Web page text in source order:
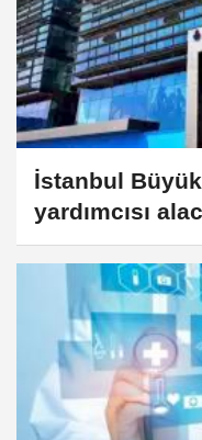
İstanbul
yardımcısı
Temmuz'da